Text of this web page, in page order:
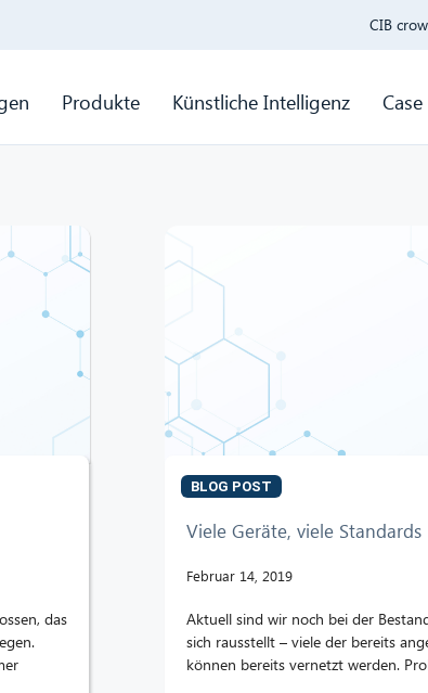
CIB
Produkte Künstliche Intelligenz
das
BLOG POST
Viele Geräte, viele Standards
Februar 14, 2019
Aktuell sind wir noch bei der
sich rausstellt – viele der bereits
können bereits vernetzt werden.